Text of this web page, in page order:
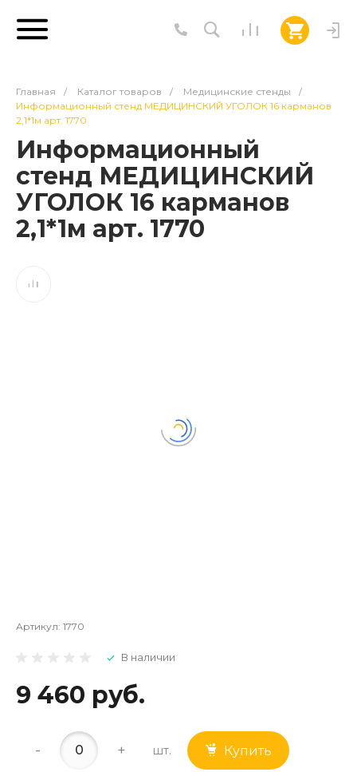
Главная / Каталог товаров / Медицинские стенды
/
Информационный стенд МЕДИЦИНСКИЙ УГОЛОК 16 карманов
2,1*1м арт. 1770
Информационный
стенд МЕДИЦИНСКИЙ
УГОЛОК 16 карманов
2,1*1м арт. 1770
Артикул: 1770
В наличии
9 460 руб.
- + шт. Купить